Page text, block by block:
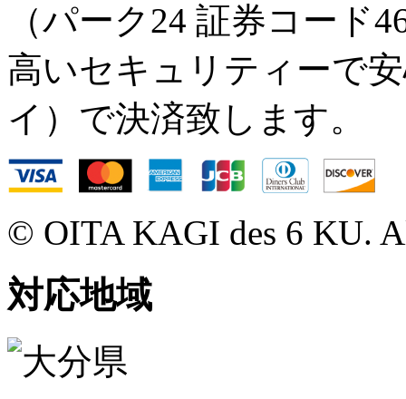
（パーク24 証券コード
高いセキュリティーで
イ）で決済致します。
© OITA KAGI des 6 KU.
対応地域